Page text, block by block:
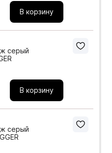
В корзину
серый
В корзину
серый